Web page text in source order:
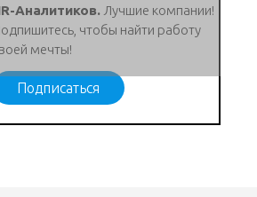
Аналитиков. Лучшие компании!
чтобы найти работу
мечты!
Подписаться